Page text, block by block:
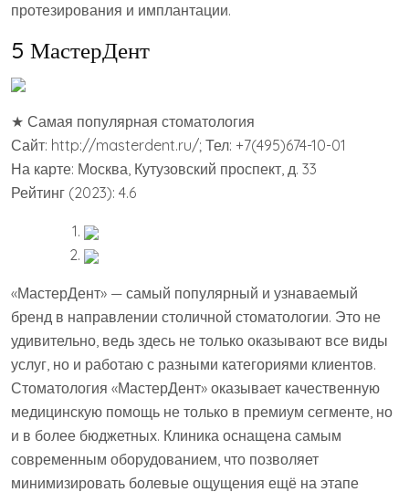
протезирования и имплантации.
5 МастерДент
★ Самая популярная стоматология
Сайт: http://masterdent.ru/; Тел: +7(495)674-10-01
На карте: Москва, Кутузовский проспект, д. 33
Рейтинг (2023): 4.6
«МастерДент» — самый популярный и узнаваемый
бренд в направлении столичной стоматологии. Это не
удивительно, ведь здесь не только оказывают все виды
услуг, но и работаю с разными категориями клиентов.
Стоматология «МастерДент» оказывает качественную
медицинскую помощь не только в премиум сегменте, но
и в более бюджетных. Клиника оснащена самым
современным оборудованием, что позволяет
минимизировать болевые ощущения ещё на этапе